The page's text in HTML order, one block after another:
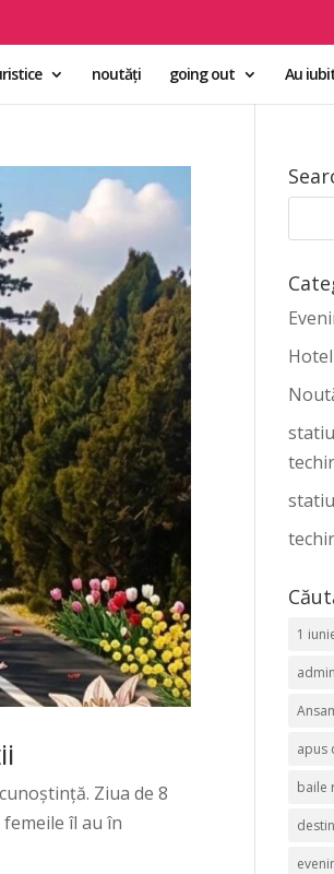
noutăți going out Au
Ziua de 8
îl au în
1
apus
baile